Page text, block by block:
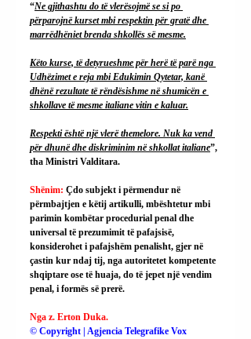
“Ne gjithashtu do të vlerësojmë se si po
përparojnë kurset mbi respektin për gratë dhe
marrëdhëniet brenda shkollës së mesme.
Këto kurse, të detyrueshme për herë të parë nga
Udhëzimet e reja mbi Edukimin Qytetar, kanë
dhënë rezultate të rëndësishme në shumicën e
shkollave të mesme italiane vitin e kaluar.
Respekti është një vlerë themelore. Nuk ka vend
për dhunë dhe diskriminim në shkollat ​​italiane”,
tha Ministri Valditara.
Shënim: Çdo subjekt i përmendur në
përmbajtjen e këtij artikulli, mbështetur mbi
parimin kombëtar procedurial penal dhe
universal të prezumimit të pafajsisë,
konsiderohet i pafajshëm penalisht, gjer në
çastin kur ndaj tij, nga autoritetet kompetente
shqiptare ose të huaja, do të jepet një vendim
penal, i formës së prerë.
Nga z. Erton Duka.
© Copyright | Agjencia Telegrafike Vox